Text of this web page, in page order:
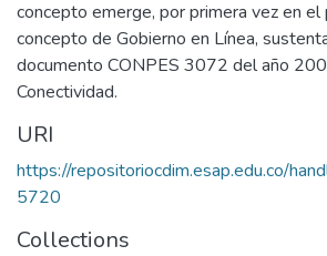
concepto emerge, por primera vez en el
concepto de Gobierno en Línea,
documento CONPES 3072 del año
Conectividad.
URI
https://repositoriocdim.esap.edu.co/
5720
Collections